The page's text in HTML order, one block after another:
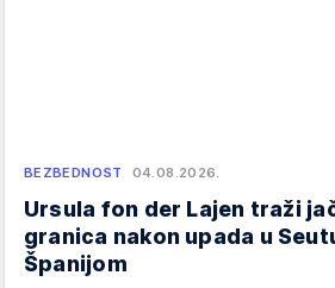
BEZBEDNOST 04.08.2026.
Ursula fon der Lajen traži
granica nakon upada u
Španijom